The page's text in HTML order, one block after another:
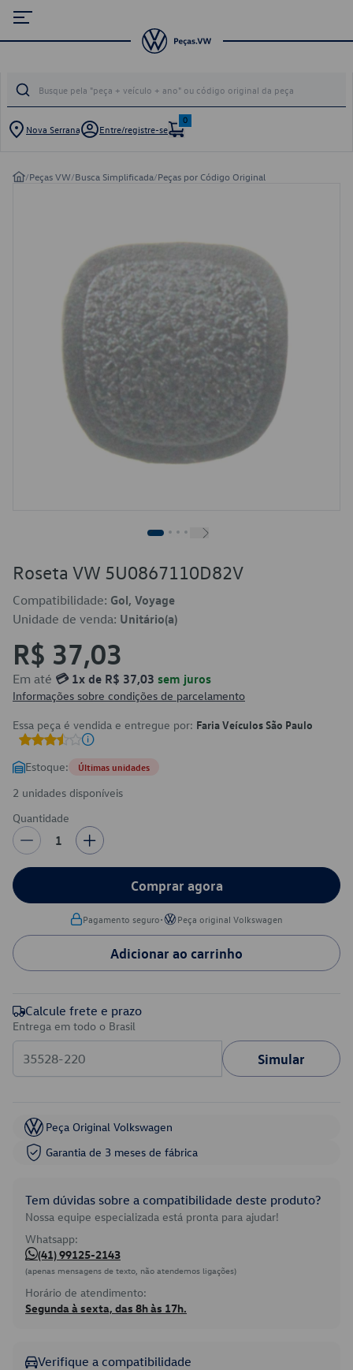
Nova Serrana Entre/registre-se
0
/Peças VW/Busca Simplificada/Peças por Código Original
Roseta VW 5U0867110D82V
Compatibilidade: Gol, Voyage
Unidade de venda: Unitário(a)
R$ 37,03
Em até 💳 1x de R$ 37,03 sem juros
Informações sobre condições de parcelamento
Essa peça é vendida e entregue por: Faria Veículos São Paulo
Estoque: Últimas unidades
2 unidades disponíveis
Quantidade
1
Comprar agora
Pagamento seguro• Peça original Volkswagen
Adicionar ao carrinho
Calcule frete e prazo
Entrega em todo o Brasil
Simular
Peça Original Volkswagen
Garantia de 3 meses de fábrica
Tem dúvidas sobre a compatibilidade deste produto?
Nossa equipe especializada está pronta para ajudar!
Whatsapp:
(41) 99125-2143
(apenas mensagens de texto, não atendemos ligações)
Horário de atendimento:
Segunda à sexta, das 8h às 17h.
Verifique a compatibilidade